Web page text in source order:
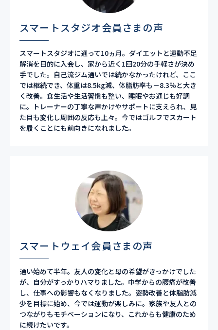
スマートスタジオ会員さまの声
スマートスタジオに通って10ヵ月。ダイエットと運動不足
解消を目的に入会し、家から近く1回20分の手軽さが決め
手でした。自己流ジム通いでは続かなかったけれど、ここ
では継続でき、体重は8.5kg減、体脂肪率も－8.3％と大き
く改善。食生活や生活習慣も整い、睡眠やお通じも好調
に。トレーナーの丁寧な声かけやサポートに支えられ、見
た目も変化し周囲の反応も上々。今ではゴルフでスカート
を履くことにも前向きになれました。
スマートウェイ会員さまの声
通い始めて半年。友人の変化と母の希望がきっかけでした
が、自分がすっかりハマりました。中学からの腰痛が改善
し、仕事への影響もなくなりました。姿勢改善と体脂肪減
少を目標に始め、今では運動が楽しみに。家族や友人との
つながりもモチベーションになり、これからも健康のため
に続けたいです。